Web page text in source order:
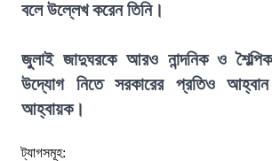
বলে উল্লেখ করেন তিনি।
জুলাই জাদুঘরকে আরও নান্দনিক ও
উদ্যোগ নিতে সরকারের প্রতিও আহ্বান
আহ্বায়ক।
ট্যাগসমূহ: